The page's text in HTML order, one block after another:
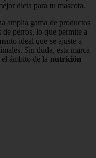
dieta para tu mascota.
amplia gama de productos
de perros, lo que permite a
ideal que se ajuste a
Sin duda, esta marca
ámbito de la nutrición